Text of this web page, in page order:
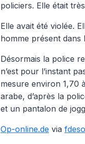
policiers. Elle était
Elle avait été violée.
homme présent dans
Désormais la police
n’est pour l’instant
mesure environ 1,70
arabe, d’après la
et un pantalon de
Op-online.de via